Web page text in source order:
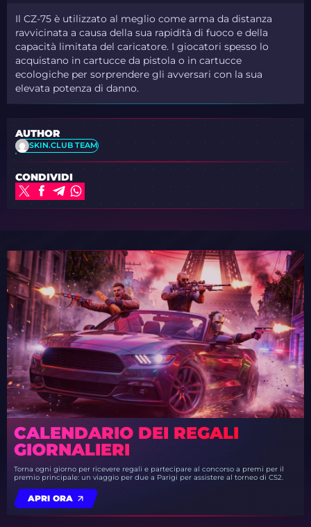
Il CZ-75 è utilizzato al meglio come arma da distanza
ravvicinata a causa della sua rapidità di fuoco e della
capacità limitata del caricatore. I giocatori spesso lo
acquistano in cartucce da pistola o in cartucce
ecologiche per sorprendere gli avversari con la sua
elevata potenza di danno.
AUTHOR
SKIN.CLUB TEAM
CONDIVIDI
CALENDARIO DEI REGALI
GIORNALIERI
Torna ogni giorno per ricevere regali e partecipare al concorso a premi per il
premio principale: un viaggio per due a Parigi per assistere al torneo di CS2.
APRI ORA